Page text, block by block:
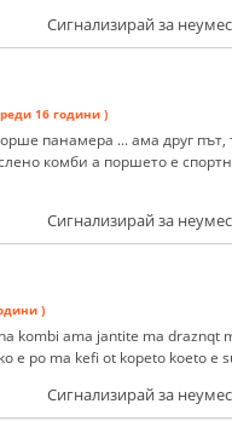
Сигнализирай за
16 години )
панамера ... ама друг път,
комби а поршето е
Сигнализирай за
)
kombi ama jantite ma draznqt
e po ma kefi ot kopeto koeto e
Сигнализирай за